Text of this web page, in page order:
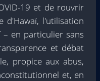
19 et de rouvrir
d'Hawaï, l'utilisation
– en particulier sans
et débat
propice aux abus,
et, en